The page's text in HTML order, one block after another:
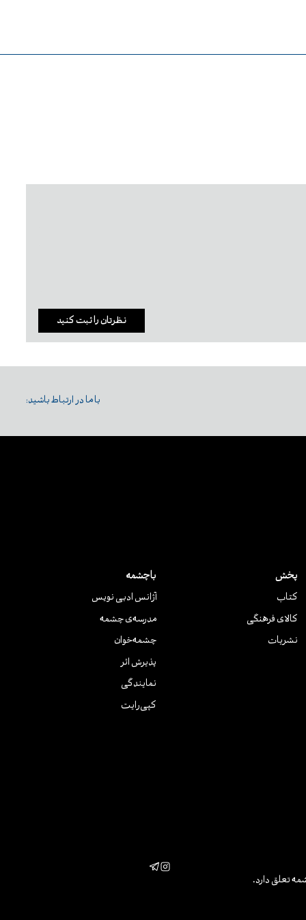
نظرتان را ثبت کنید
با ما در ارتباط باشید:
پخش
کتاب
کالای فرهنگی
نشریات
باچشمه
آژانس ادبی نویس
مدرسه‌ی چشمه
چشمه‌خوان
پذیرش اثر
نمایندگی
کپی‌رایت
تعلق دارد.